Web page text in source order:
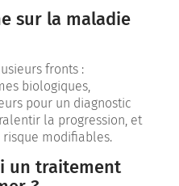
sur la maladie
fronts :
biologiques,
pour un diagnostic
la progression, et
modifiables.
un traitement